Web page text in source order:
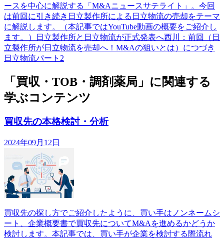
ースを中心に解説する「M&Aニュースサテライト」。今回
は前回に引き続き日立製作所による日立物流の売却をテーマ
に解説します。（本記事ではYouTube動画の概要をご紹介し
ます。）日立製作所と日立物流が正式発表へ西川：前回（日
立製作所が日立物流を売却へ！M&Aの狙いとは）につづき
日立物流パート2
「買収・TOB・調剤薬局」に関連する
学ぶコンテンツ
買収先の本格検討・分析
2024年09月12日
買収先の探し方でご紹介したように、買い手はノンネームシ
ート、企業概要書で買収先についてM&Aを進めるかどうか
検討します。本記事では、買い手が企業を検討する際流れ